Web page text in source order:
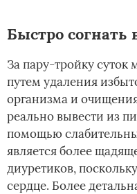
Быстро согнать
За пару-тройку суток
путем удаления
организма и
реально вывести из
помощью
является более
диуретиков,
сердце. Более